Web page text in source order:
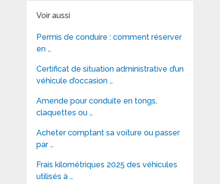
Voir aussi
Permis de conduire : comment réserver
en …
Certificat de situation administrative d’un
véhicule d’occasion …
Amende pour conduite en tongs,
claquettes ou …
Acheter comptant sa voiture ou passer
par …
Frais kilométriques 2025 des véhicules
utilisés à …